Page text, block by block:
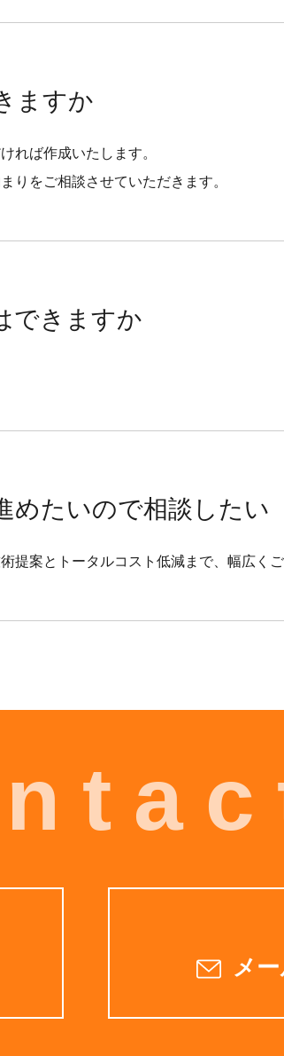
ますか
れば作成いたします。
りをご相談させていただきます。
できますか
めたいので相談したい
提案とトータルコスト低減まで、幅広く
メ